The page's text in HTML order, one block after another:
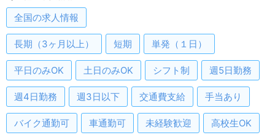
全国の求人情報
長期（3ヶ月以上） 短期 単発（１日）
平日のみOK 土日のみOK シフト制 週5日勤務
週4日勤務 週3日以下 交通費支給 手当あり
バイク通勤可 車通勤可 未経験歓迎 高校生OK